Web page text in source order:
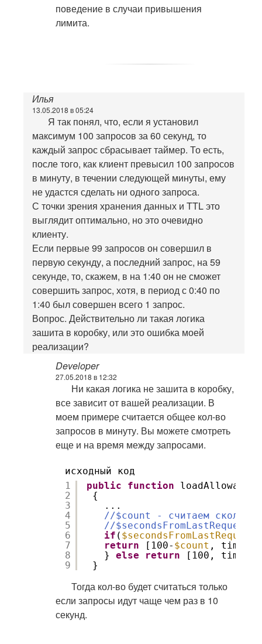
поведение в случаи привышения
лимита.
Илья
13.05.2018 в 05:24
Я так понял, что, если я установил
максимум 100 запросов за 60 секунд, то
каждый запрос сбрасывает таймер. То есть,
после того, как клиент превысил 100 запросов
в минуту, в течении следующей минуты, ему
не удастся сделать ни одного запроса.
С точки зрения хранения данных и TTL это
выглядит оптимально, но это очевидно
клиенту.
Если первые 99 запросов он совершил в
первую секунду, а последний запрос, на 59
секунде, то, скажем, в на 1:40 он не сможет
совершить запрос, хотя, в период с 0:40 по
1:40 был совершен всего 1 запрос.
Вопрос. Действительно ли такая логика
зашита в коробку, или это ошибка моей
реализации?
Developer
27.05.2018 в 12:32
Ни какая логика не зашита в коробку,
все зависит от вашей реализации. В
моем примере считается общее кол-во
запросов в минуту. Вы можете смотреть
еще и на время между запросами.
исходный код
1
2
3
4
5
6
7
8
9
public function
loadAllowance(
{
...
//$count - считаем сколько
//$secondsFromLastRequest
if ( $secondsFromLastRequest
return
[100- $count ,
} else return
[100,
}
Тогда кол-во будет считаться только
если запросы идут чаще чем раз в 10
секунд.